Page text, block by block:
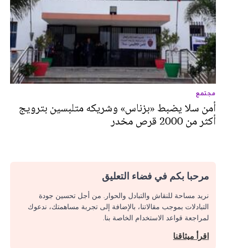
مجتمع
أمن سلا يضبط «بزناس» وشريكه متلبسين بترويج
أكثر من 2000 قرص مخدر
مرحبا بكم في فضاء التعليق
نريد مساحة للنقاش والتبادل والحوار. من أجل تحسين جودة
التبادلات بموجب مقالاتنا، بالإضافة إلى تجربة مساهمتك، ندعوك
لمراجعة قواعد الاستخدام الخاصة بنا.
اقرأ ميثاقنا